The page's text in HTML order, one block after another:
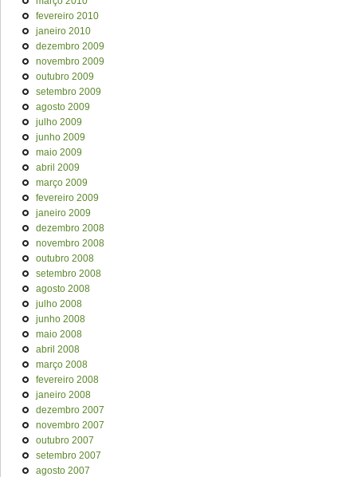
fevereiro 2010
janeiro 2010
dezembro 2009
novembro 2009
outubro 2009
setembro 2009
agosto 2009
julho 2009
junho 2009
maio 2009
abril 2009
março 2009
fevereiro 2009
janeiro 2009
dezembro 2008
novembro 2008
outubro 2008
setembro 2008
agosto 2008
julho 2008
junho 2008
maio 2008
abril 2008
março 2008
fevereiro 2008
janeiro 2008
dezembro 2007
novembro 2007
outubro 2007
setembro 2007
agosto 2007